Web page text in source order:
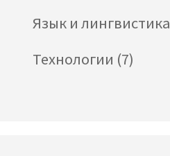
Язык и лингвистика
Технологии (7)